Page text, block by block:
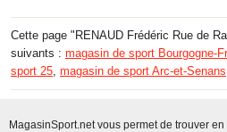
Cette page "RENAUD Frédéric Rue de
suivants : magasin de sport Bourgogne-
sport 25 magasin de sport Arc-et-Senans
MagasinSport.net vous permet de trouver